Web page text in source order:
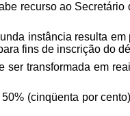
recurso ao
instância resulta
fins de inscrição do
transformada em
(cinqüenta por